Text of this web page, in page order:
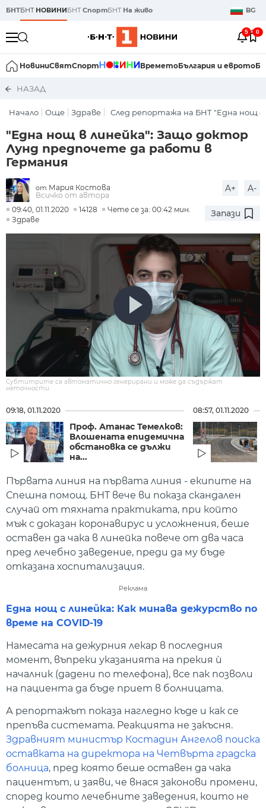
БНТБНТ НОВИНИБНТСпортБНТ На живо BG
5 0
НовиниСвятСпорт ВреметоБългария и еврото
НАЗАД
Начало Още Здраве След репортажа на БНТ "Една нощ с
"Една нощ в линейка": Защо доктор
Лунд предпочете да работи в
Германия
от Мария Костова
Всичко от автора
A+ A-
09:40, 01.11.2020 14128
Чете се за: 00:42 мин.
Здраве
Запази
Субтитрите са автоматично генерирани и може да съдържат
неточности.
09:18, 01.11.2020
Проф. Атанас Темелков:
Влошената епидемична
обстановка се дължи
на...
08:57, 01.11.2020
Първата линия на първата линия - екипите на
Спешна помощ. БНТ вече ви показа скандален
случай от тяхната практиката, при който
мъж с доказан коронавирус и усложнения, беше
оставен да чака в линейка повече от два часа
пред лечебно заведение, преди да му бъде
отказана хоспитализация.
Реклама
Една нощ с линейка: Как минава дежурство по
време на COVID-19
Намесата на дежурния лекар в последния
момент, въпреки указанията на прекия ѝ
началник (дадени по телефона), все пак позволи
на пациента да бъде приет в болницата.
А репортажът показа нагледно къде и как се
препъва системата. Реакцията не закъсня.
Здравният министър Костадин Ангелов поиска
оставката на директора на Четвърта градска
болница, пред която беше оставен да чака
пациентът, и заяви, че внася законови промени,
според които лечебните заведения, които не